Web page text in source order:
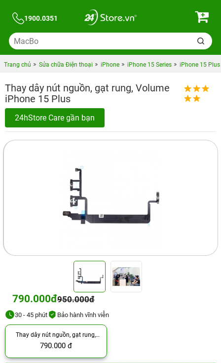
1900.0351
Trang chủ Sửa chữa Điện thoại iPhone iPhone 15 Series iPhone 15 Plus
Thay dây nút nguồn, gạt rung, Volume
iPhone 15 Plus
24hStore Care gần bạn
790.000đ950.000đ
30 - 45 phút Bảo hành vĩnh viễn
Thay dây nút nguồn, gạt rung,
Volume
790.000 đ